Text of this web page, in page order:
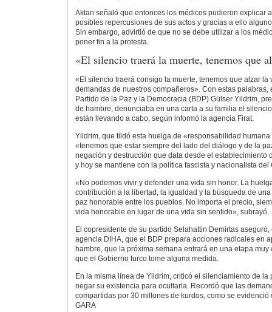
Aktan señaló que entonces los médicos pudieron explicar
posibles repercusiones de sus actos y gracias a ello
Sin embargo, advirtió de que no se debe utilizar a los
poner fin a la protesta.
«El silencio traerá la muerte, tenemos que
«El silencio traerá consigo la muerte, tenemos que alzar la
demandas de nuestros compañeros». Con estas palabras,
Partido de la Paz y la Democracia (BDP) Gülser Yildrim,
de hambre, denunciaba en una carta a su familia el
están llevando a cabo, según informó la agencia Firat.
Yildrim, que tildó esta huelga de «responsabilidad
«tenemos que estar siempre del lado del diálogo y de la
negación y destrucción que data desde el establecimiento
y hoy se mantiene con la política fascista y nacionalista del
«No podemos vivir y defender una vida sin honor. La
contribución a la libertad, la igualdad y la búsqueda de
paz honorable entre los pueblos. No importa el precio,
vida honorable en lugar de una vida sin sentido», subrayó.
El copresidente de su partido Selahattin Demirtas
agencia DIHA, que el BDP prepara acciones radicales en
hambre, que la próxima semana entrará en una etapa
que el Gobierno turco tome alguna medida.
En la misma línea de Yildrim, criticó el silenciamiento de la
negar su existencia para ocultarla. Recordó que las
compartidas por 30 millones de kurdos, como se evidenció
GARA